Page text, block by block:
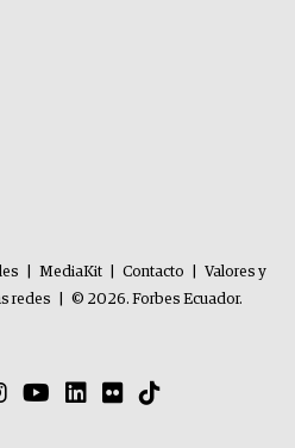
MediaKit Contacto
Valores y
redes
© 2026. Forbes Ecuador.